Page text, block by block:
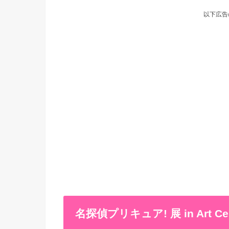
以下広
名探偵プリキュア! 展 in Art